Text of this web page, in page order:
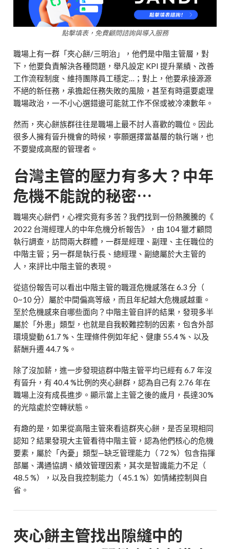
點擊填表，免費顧問諮詢與導入服務
職場上有一群「夾心餅/三明治」，他們是中階主管層，對
下，他要負責解決各種問題，舉凡設定 KPI提升業績、改善
工作流程制度、維持團隊員工穩定… ；對上，他要承接源源
不絕的新任務，承擔起任務失敗的風險，甚至有時還要處理
職場政治，一不小心選錯邊可能就工作不保或被冷凍數年。
然而，夾心餅族群往往是職場上最不討人喜歡的職位。因此
很多人擁有晉升機會的時候，寧願選擇當基層的執行端，也
不要變成高壓的管理者。
台灣主管的壓力有多大？中年
危機不能說的秘密…
職場夾心餅們，心裡究竟有多苦？我們找到一份熱騰騰的 《
2022 台灣經理人的中年危機分析報告》，由 104獵才顧問
執行調查，訪問兩大群體，一群是經理、副理、主任職位的
中階主管；另一群是執行長、總經理、副總屬於大主管的
人，來評比中階主管的表現。
從這份報告可以看出中階主管的職涯危機感落在6.3分（
0~10分）屬於中間偏高等級，而且年紀越大危機感越重。
至於危機感來自哪些面向？中階主管自評的結果，發現多半
屬於「外患」類型，也就是自我較難控制的因素，包含外部
環境變動61.7 % 、生理條件例如年紀、健康 55.4 % 、以及
薪酬升遷44.7 % 。
除了沒加薪，進一步發現這群中階主管平均已經有6.7年沒
有晉升，有40.4 %比例的夾心餅群，認為自己有 2.76年在
職場上沒有成長進步。顯示當上主管之後的歲月，長達30%
的光陰處於空轉狀態。
有趣的是，如果從高階主管來看這群夾心餅，是否呈現相同
認知？結果發現大主管看待中階主管，認為他們核心的危機
要素，屬於「內憂」類型—缺乏管理能力（ 72 %）包含指揮
部屬、溝通協調、績效管理因素，其次是智識能力不足（
48.5 %），以及自我控制能力（45.1 %）如情緒控制與自
省。
夾心餅主管找出隙縫中的